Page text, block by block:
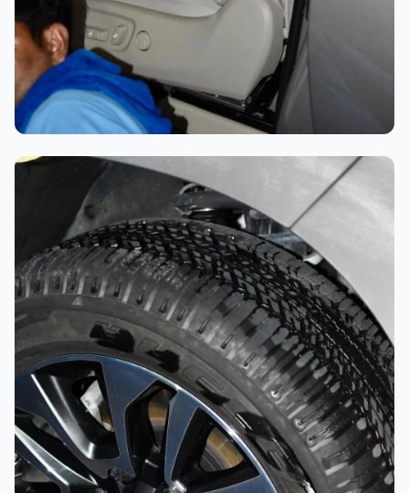
تلميع احترافي